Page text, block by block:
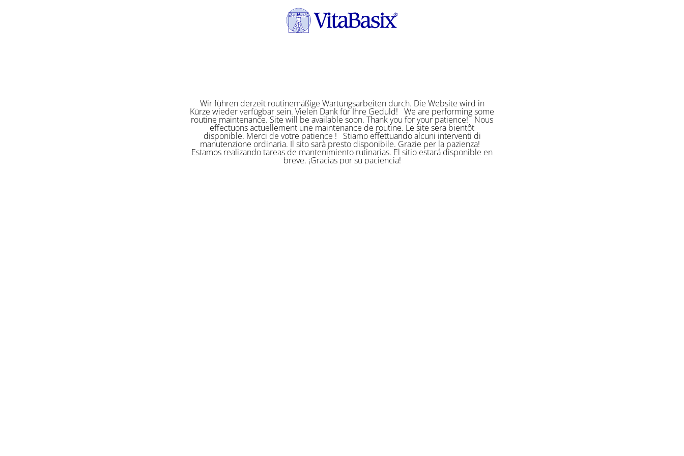
Wir führen derzeit routinemäßige Wartungsarbeiten durch. Die Website wird in
Kürze wieder verfügbar sein. Vielen Dank für Ihre Geduld! We are performing some
routine maintenance. Site will be available soon. Thank you for your patience! Nous
effectuons actuellement une maintenance de routine. Le site sera bientôt
disponible. Merci de votre patience ! Stiamo effettuando alcuni interventi di
manutenzione ordinaria. Il sito sarà presto disponibile. Grazie per la pazienza!
Estamos realizando tareas de mantenimiento rutinarias. El sitio estará disponible en
breve. ¡Gracias por su paciencia!